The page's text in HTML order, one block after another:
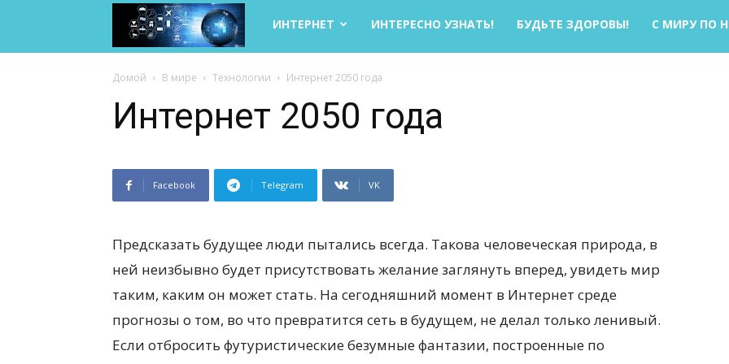
Life
Internet
ИНТЕРНЕТ ИНТЕРЕСНО УЗНАТЬ! БУДЬТЕ ЗДОРОВЫ! С МИРУ ПО
Домой В мире Технологии Интернет 2050 года
Интернет 2050 года
Facebook Telegram VK
Предсказать будущее люди пытались всегда. Такова человеческая природа, в
ней неизбывно будет присутствовать желание заглянуть вперед, увидеть мир
таким, каким он может стать. На сегодняшний момент в Интернет среде
прогнозы о том, во что превратится сеть в будущем, не делал только ленивый.
Если отбросить футуристические безумные фантазии, построенные по